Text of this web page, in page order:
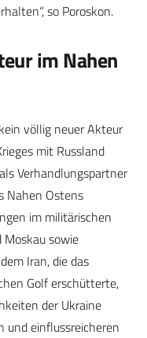
so Poroskon.
im Nahen
völlig neuer Akteur
mit Russland
Verhandlungspartner
Nahen Ostens
im militärischen
sowie
Iran, die das
Golf erschütterte,
der Ukraine
und einflussreicheren